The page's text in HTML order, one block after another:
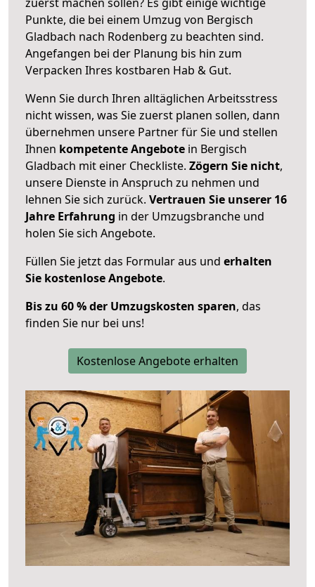
Punkte, die bei einem Umzug von Bergisch
Gladbach nach Rodenberg zu beachten sind.
Angefangen bei der Planung bis hin zum
Verpacken Ihres kostbaren Hab & Gut.
Wenn Sie durch Ihren alltäglichen Arbeitsstress
nicht wissen, was Sie zuerst planen sollen, dann
übernehmen unsere Partner für Sie und stellen
Ihnen kompetente Angebote in Bergisch
Gladbach mit einer Checkliste. Zögern Sie nicht,
unsere Dienste in Anspruch zu nehmen und
lehnen Sie sich zurück. Vertrauen Sie unserer 16
Jahre Erfahrung in der Umzugsbranche und
holen Sie sich Angebote.
Füllen Sie jetzt das Formular aus und erhalten
Sie kostenlose Angebote.
Bis zu 60 % der Umzugskosten sparen, das
finden Sie nur bei uns!
Kostenlose Angebote erhalten